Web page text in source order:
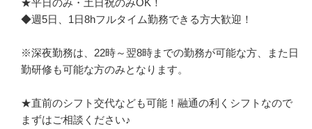
◆週5日、1日8hフルタイム勤務できる方大歓迎！
※深夜勤務は、22時～翌8時までの勤務が可能な方、また日
勤研修も可能な方のみとなります。
★直前のシフト交代なども可能！融通の利くシフトなので
まずはご相談ください♪